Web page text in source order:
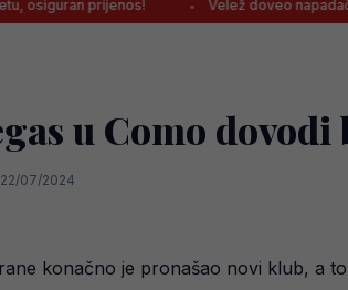
Velež doveo napadača kojeg su
u Como
22/07/2024
konačno je pronašao novi klub, a